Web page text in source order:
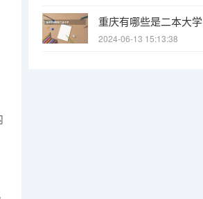
重庆有哪些是二本大学
2024-06-13 15:13:38